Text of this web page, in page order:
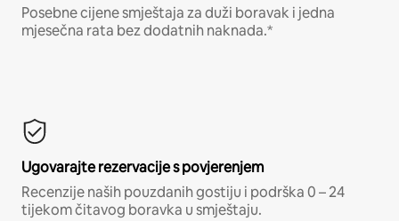
Posebne cijene smještaja za duži boravak i jedna
mjesečna rata bez dodatnih naknada.*
Ugovarajte rezervacije s povjerenjem
Recenzije naših pouzdanih gostiju i podrška 0 – 24
tijekom čitavog boravka u smještaju.